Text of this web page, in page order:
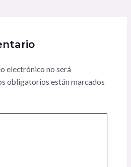
electrónico no será
obligatorios están marcados